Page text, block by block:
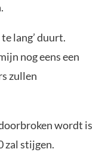
lang’ duurt.
nog eens een
zullen
wordt is
zal stijgen.